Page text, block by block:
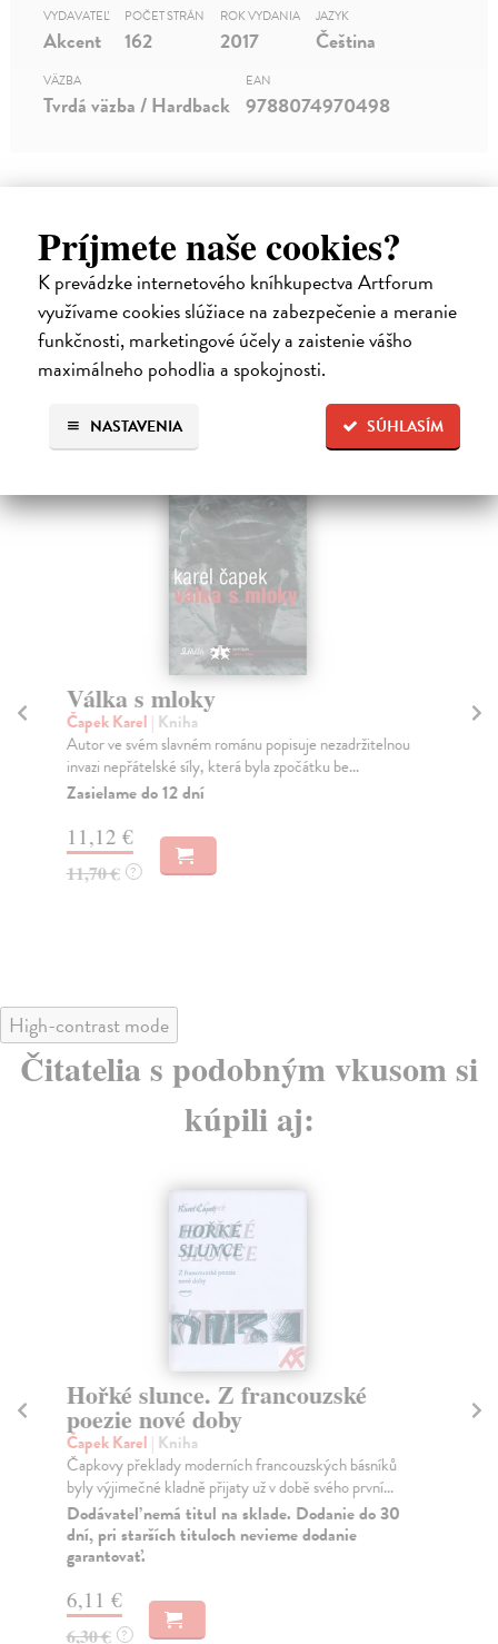
Príjmete naše cookies?
K prevádzke internetového kníhkupectva Artforum
využívame cookies slúžiace na zabezpečenie a meranie
funkčnosti, marketingové účely a zaistenie vášho
maximálneho pohodlia a spokojnosti.
SÚHLASÍM
NASTAVENIA
Tvoří volnou trilogii, v níž se projevuje jeho humanismus,
pochopení a soucit s obyčejným člověkem.
VYDAVATEĽ
Akcent
POČET STRÁN
162
ROK VYDANIA
2017
JAZYK
Čeština
VÄZBA
Tvrdá väzba / Hardback
EAN
9788074970498
High-contrast mode
Podobné tituly
Válka s mloky
Čapek Karel | Kniha
Autor ve svém slavném románu popisuje nezadržitelnou
invazi nepřátelské síly, která byla zpočátku be...
Zasielame do 12 dní
11,12 €
11,70 € ?
High-contrast mode
Čitatelia s podobným vkusom si
kúpili aj:
Hořké slunce. Z francouzské
poezie nové doby
Čapek Karel | Kniha
Čapkovy překlady moderních francouzských básníků
byly výjimečné kladně přijaty už v době svého první...
Dodávateľ nemá titul na sklade. Dodanie do 30
dní, pri starších tituloch nevieme dodanie
garantovať.
6,11 €
6,30 € ?